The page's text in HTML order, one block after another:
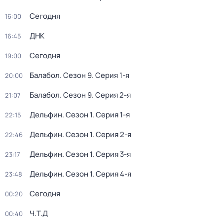
16:00 Сегодня
16:45 ДНК
19:00 Сегодня
20:00 Балабол. Сезон 9. Серия 1-я
21:07 Балабол. Сезон 9. Серия 2-я
22:15 Дельфин. Сезон 1. Серия 1-я
22:46 Дельфин. Сезон 1. Серия 2-я
23:17 Дельфин. Сезон 1. Серия 3-я
23:48 Дельфин. Сезон 1. Серия 4-я
00:20 Сегодня
00:40 Ч.T.Д